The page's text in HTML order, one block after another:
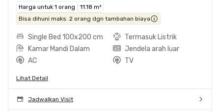
Harga untuk 1 orang
11.18 m²
Bisa dihuni maks. 2 orang dgn tambahan biaya
Single Bed 100x200 cm
Termasuk Listrik
Kamar Mandi Dalam
Jendela arah luar
AC
TV
Lihat Detail
Jadwalkan Visit